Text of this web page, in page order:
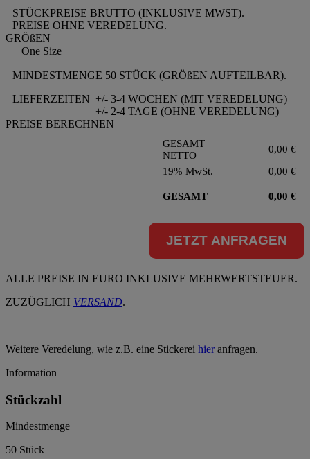
STÜCKPREISE BRUTTO (INKLUSIVE MWST).
PREISE OHNE VEREDELUNG.
GRÖßEN
One Size
MINDESTMENGE 50 STÜCK (GRÖßEN AUFTEILBAR).
LIEFERZEITEN +/- 3-4 WOCHEN (MIT VEREDELUNG)
+/- 2-4 TAGE (OHNE VEREDELUNG)
PREISE BERECHNEN
GESAMT
NETTO
0,00 €
19% MwSt.
0,00 €
GESAMT 0,00 €
JETZT ANFRAGEN
ALLE PREISE IN EURO INKLUSIVE MEHRWERTSTEUER.
ZUZÜGLICH VERSAND.
Weitere Veredelung, wie z.B. eine Stickerei hieranfragen.
Information
Stückzahl
Mindestmenge
50 Stück